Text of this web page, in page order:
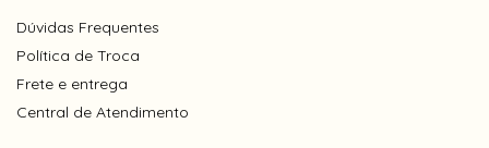
Dúvidas Frequentes
Política de Troca
Frete e entrega
Central de Atendimento